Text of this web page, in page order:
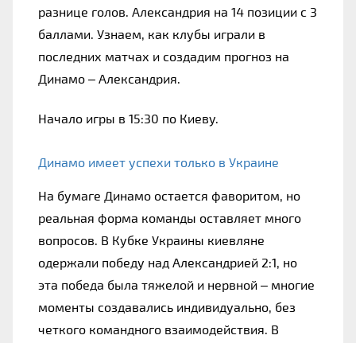
разнице голов. Александрия на 14 позиции с 3
баллами. Узнаем, как клубы играли в
последних матчах и создадим прогноз на
Динамо – Александрия.
Начало игры в 15:30 по Киеву.
Динамо имеет успехи только в Украине
На бумаге Динамо остается фаворитом, но
реальная форма команды оставляет много
вопросов. В Кубке Украины киевляне
одержали победу над Александрией 2:1, но
эта победа была тяжелой и нервной – многие
моменты создавались индивидуально, без
четкого командного взаимодействия. В